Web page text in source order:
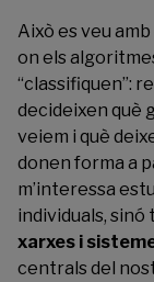
Això es veu
on els
“classifiquen”:
decideixen què
veiem i què
donen forma a
m’interessa
individuals, sinó
xarxes i
centrals del